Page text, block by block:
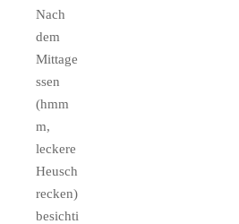
Nach
dem
Mittage
ssen
(hmm
m,
leckere
Heusch
recken)
besichti